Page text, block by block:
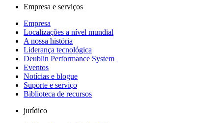
Empresa e serviços
Empresa
Localizações a nível mundial
A nossa história
Liderança tecnológica
Deublin Performance System
Eventos
Notícias e blogue
Suporte e serviço
Biblioteca de recursos
jurídico